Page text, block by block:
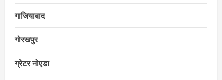
गाजियाबाद
गोरखपुर
ग्रेटर नोएडा